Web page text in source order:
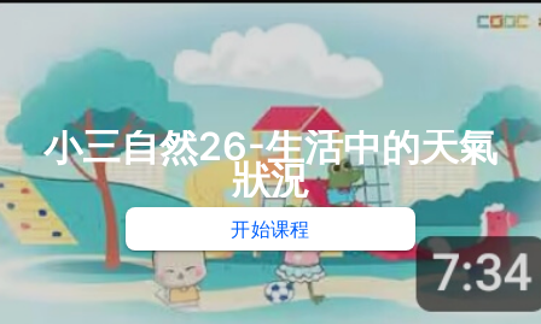
小三自然26-生活中的天氣
狀況
开始课程